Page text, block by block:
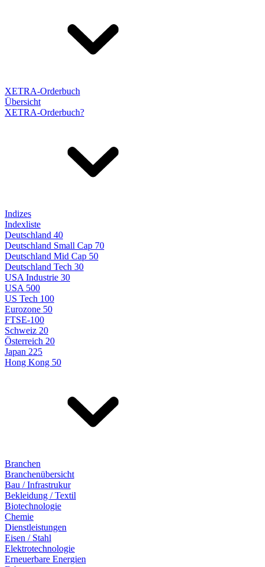
XETRA-Orderbuch
Übersicht
XETRA-Orderbuch?
Indizes
Indexliste
Deutschland 40
Deutschland Small Cap 70
Deutschland Mid Cap 50
Deutschland Tech 30
USA Industrie 30
USA 500
US Tech 100
Eurozone 50
FTSE-100
Schweiz 20
Österreich 20
Japan 225
Hong Kong 50
Branchen
Branchenübersicht
Bau / Infrastrukur
Bekleidung / Textil
Biotechnologie
Chemie
Dienstleistungen
Eisen / Stahl
Elektrotechnologie
Erneuerbare Energien